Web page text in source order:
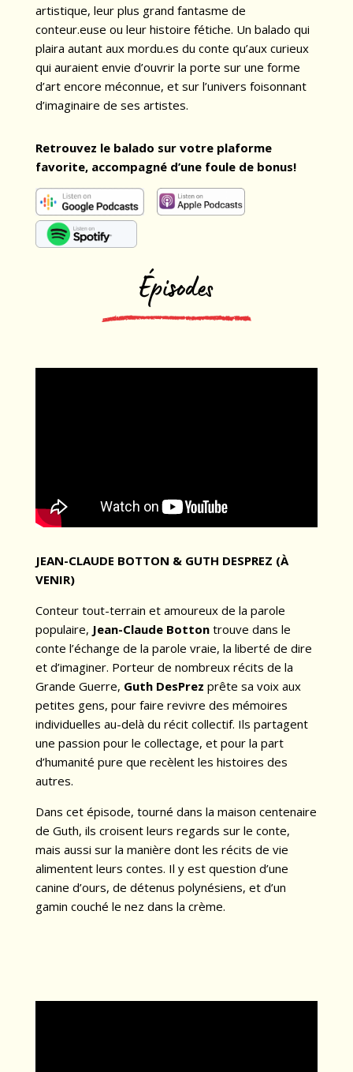
artistique, leur plus grand fantasme de
conteur.euse ou leur histoire fétiche. Un balado qui
plaira autant aux mordu.es du conte qu’aux curieux
qui auraient envie d’ouvrir la porte sur une forme
d’art encore méconnue, et sur l’univers foisonnant
d’imaginaire de ses artistes.
Retrouvez le balado sur votre plaforme
favorite, accompagné d’une foule de bonus!
Épisodes
JEAN-CLAUDE BOTTON & GUTH DESPREZ (À
VENIR)
Conteur tout-terrain et amoureux de la parole
populaire, Jean-Claude Bottontrouve dans le
conte l’échange de la parole vraie, la liberté de dire
et d’imaginer. Porteur de nombreux récits de la
Grande Guerre, Guth DesPrez prête sa voix aux
petites gens, pour faire revivre des mémoires
individuelles au-delà du récit collectif. Ils partagent
une passion pour le collectage, et pour la part
d’humanité pure que recèlent les histoires des
autres.
Dans cet épisode, tourné dans la maison centenaire
de Guth, ils croisent leurs regards sur le conte,
mais aussi sur la manière dont les récits de vie
alimentent leurs contes. Il y est question d’une
canine d’ours, de détenus polynésiens, et d’un
gamin couché le nez dans la crème.